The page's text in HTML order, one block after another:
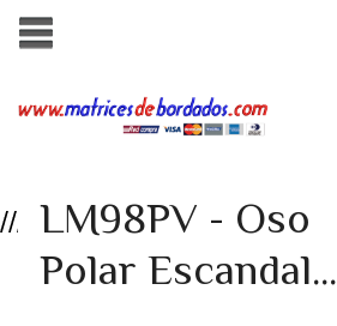
LM98PV - Oso
Polar Escandal...